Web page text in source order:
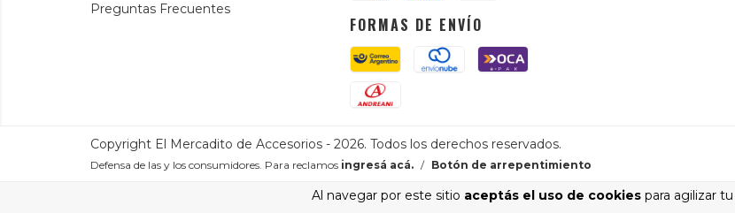
Al navegar por este sitio aceptás el uso de cookiespara agilizar
Preguntas Frecuentes
FORMAS DE ENVÍO
Copyright El Mercadito de Accesorios - 2026. Todos los derechos reservados.
Defensa de las y los consumidores. Para reclamos ingresá acá. / Botón de arrepentimiento